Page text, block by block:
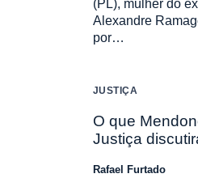
(PL), mulher do
Alexandre
por…
JUSTIÇA
O que
Justiça
Rafael Furtado